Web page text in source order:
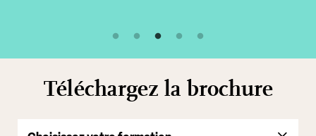
Téléchargez la brochure